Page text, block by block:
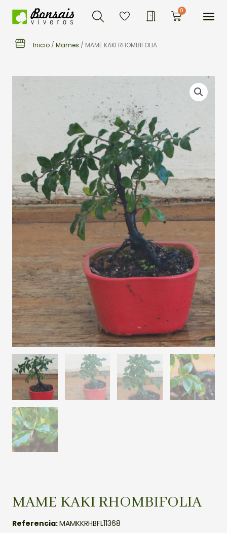
Buscar 0Carrito
Inicio / Mames / MAME KAKI RHOMBIFOLIA
MAME KAKI RHOMBIFOLIA
Referencia:MAMKKRHBFL11368